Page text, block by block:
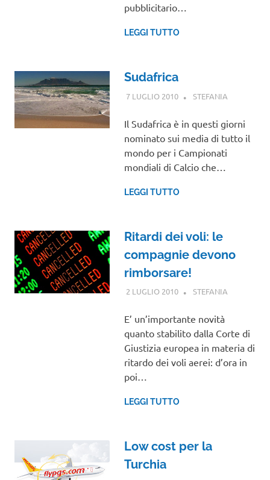
pubblicitario…
LEGGI TUTTO
Sudafrica
7 LUGLIO 2010 STEFANIA
MONDO
Il Sudafrica è in questi giorni
nominato sui media di tutto il
mondo per i Campionati
mondiali di Calcio che…
LEGGI TUTTO
Ritardi dei voli: le
compagnie devono
rimborsare!
2 LUGLIO 2010 STEFANIA
E’ un’importante novità
quanto stabilito dalla Corte di
Giustizia europea in materia di
ritardo dei voli aerei: d’ora in
poi…
LEGGI TUTTO
Low cost per la
Turchia